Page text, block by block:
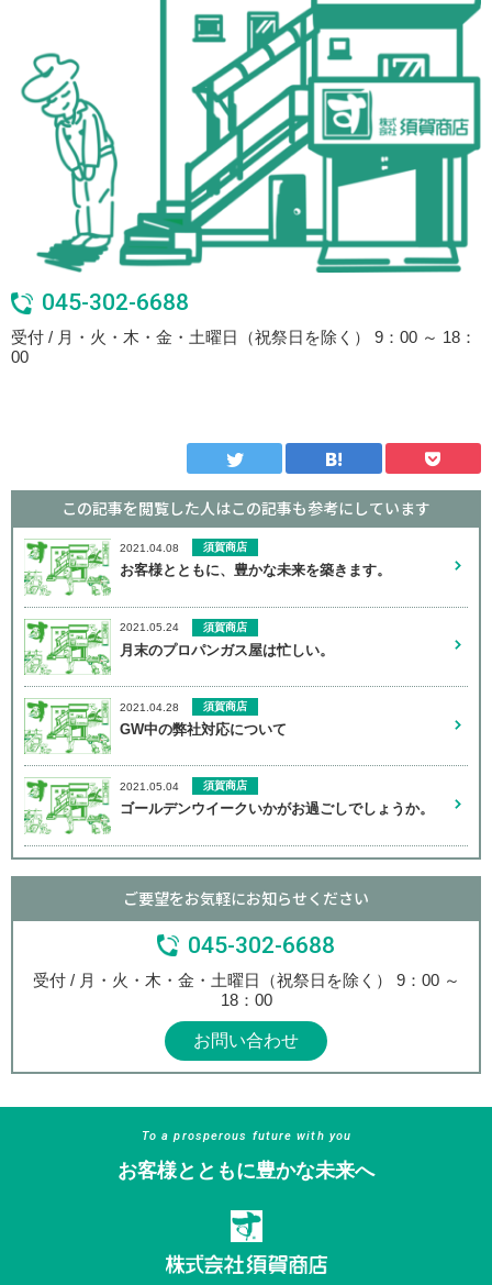
045-302-6688
受付 / 月・火・木・金・土曜日（祝祭日を除く） 9：00 ～ 18：
00
この記事を閲覧した人はこの記事も参考にしています
2021.04.08 須賀商店
お客様とともに、豊かな未来を築きます。
2021.05.24 須賀商店
月末のプロパンガス屋は忙しい。
2021.04.28 須賀商店
GW中の弊社対応について
2021.05.04 須賀商店
ゴールデンウイークいかがお過ごしでしょうか。
ご要望をお気軽にお知らせください
045-302-6688
受付 / 月・火・木・金・土曜日（祝祭日を除く） 9：00 ～
18：00
お問い合わせ
To a prosperous future with you
お客様とともに豊かな未来へ